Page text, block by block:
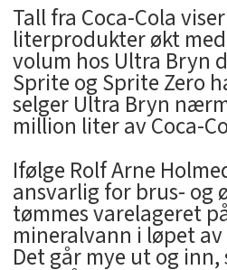
Tall fra Coca-Cola
literprodukter økt
volum hos Ultra Bryn
Sprite og Sprite Zero
selger Ultra Bryn
million liter av Coca-
Ifølge Rolf Arne
ansvarlig for brus- og
tømmes varelageret
mineralvann i løpet
Det går mye ut og